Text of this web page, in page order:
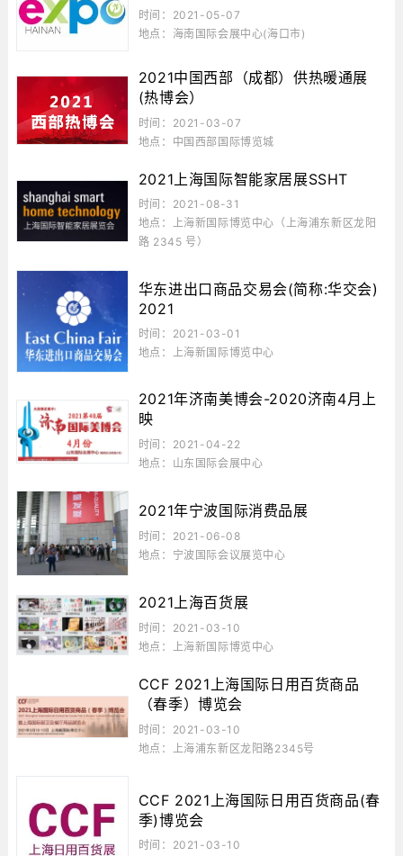
时间：2021-05-07
地点：海南国际会展中心(海口市)
2021中国西部（成都）供热暖通展
(热博会）
时间：2021-03-07
地点：中国西部国际博览城
2021上海国际智能家居展SSHT
时间：2021-08-31
地点：上海新国际博览中心（上海浦东新区龙阳
路 2345 号）
华东进出口商品交易会(简称:华交会)
2021
时间：2021-03-01
地点：上海新国际博览中心
2021年济南美博会-2020济南4月上
映
时间：2021-04-22
地点：山东国际会展中心
2021年宁波国际消费品展
时间：2021-06-08
地点：宁波国际会议展览中心
2021上海百货展
时间：2021-03-10
地点：上海新国际博览中心
CCF 2021上海国际日用百货商品
（春季）博览会
时间：2021-03-10
地点：上海浦东新区龙阳路2345号
CCF 2021上海国际日用百货商品(春
季)博览会
时间：2021-03-10